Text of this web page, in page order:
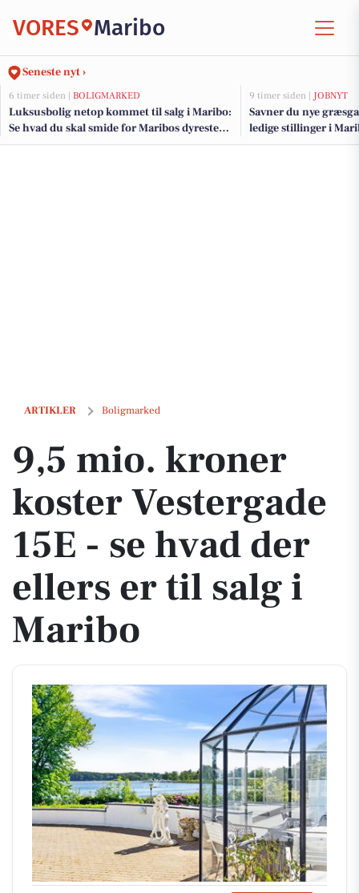
VORES Maribo
Seneste nyt ›
6 timer siden | BOLIGMARKED
Luksusbolig netop kommet til salg i Maribo:
Se hvad du skal smide for Maribos dyreste
adresser her
9 timer siden | JOBNYT
Savner du nye
ledige stillinger i
ARTIKLER Boligmarked
9,5 mio. kroner koster Vestergade 15E - se hvad der ellers er til salg
9,5 mio. kroner
koster Vestergade
15E - se hvad der
ellers er til salg i
Maribo